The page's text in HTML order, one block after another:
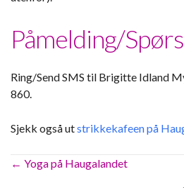
Påmelding/
Ring/Send SMS til Brigitte Idland
860.
Sjekk også utstrikkekafeen på
Posts
← Yoga på Haugalandet